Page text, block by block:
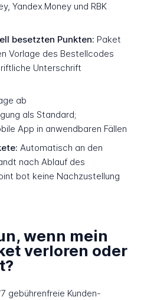
Yandex.Money und RBK
besetzten Punkten: Paket
Vorlage des Bestellcodes
Unterschrift
ab
als Standard;
App in anwendbaren Fällen
Automatisch an den
nach Ablauf des
bot keine Nachzustellung
wenn mein
verloren oder
gebührenfreie Kunden-